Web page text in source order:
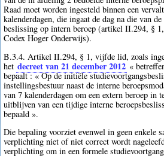
Raad moet worden ingesteld binnen een
kalenderdagen, die ingaat de dag na die van
beslissing op intern beroep (artikel II.294, §
Codex Hoger Onderwijs).
B.3.4. Artikel II.294, § 1, vijfde lid, zoals
het decreet van 21 december 2012 «
bepaalt : « Op de initiële
instellingsbestuur naast de interne
van 7 kalenderdagen om een extern beroep in
uitblijven van een tijdige interne
bepaald ».
Die bepaling voorziet evenwel in geen enkele
verplichting niet of niet correct wordt
verplichting om in een formele